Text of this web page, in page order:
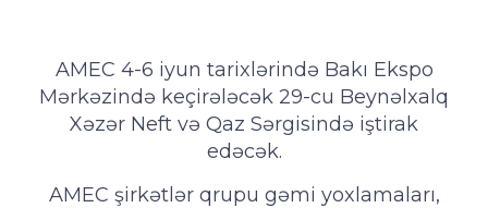
AMEC 4-6 iyun tarixlərində Bakı Ekspo
Mərkəzində keçirələcək 29-cu Beynəlxalq
Xəzər Neft və Qaz Sərgisində iştirak
edəcək.
AMEC şirkətlər qrupu gəmi yoxlamaları,